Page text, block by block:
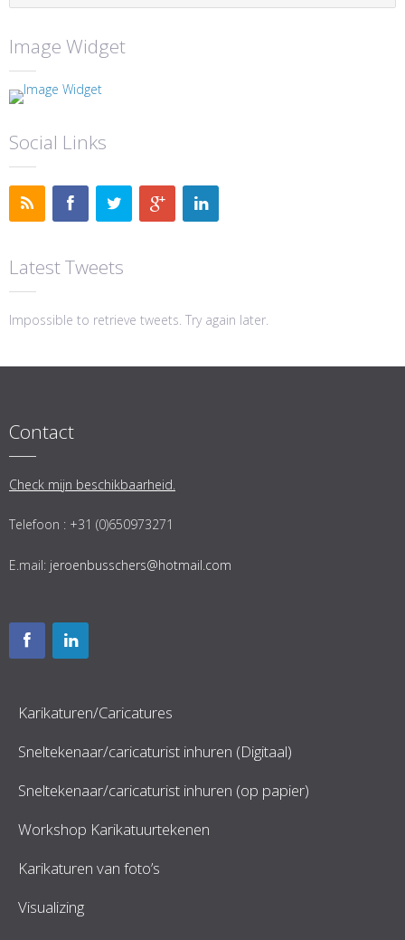
Image Widget
Social Links
Latest Tweets
Impossible to retrieve tweets. Try again later.
Contact
Check mijn beschikbaarheid.
Telefoon : +31 (0)650973271
E.mail: jeroenbusschers@hotmail.com
Karikaturen/Caricatures
Sneltekenaar/caricaturist inhuren (Digitaal)
Sneltekenaar/caricaturist inhuren (op papier)
Workshop Karikatuurtekenen
Karikaturen van foto’s
Visualizing